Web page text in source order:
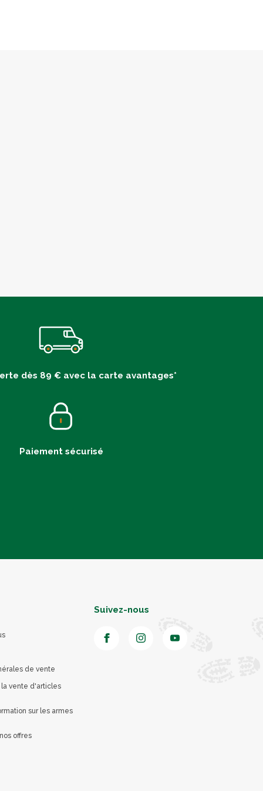
dès 89 € avec la carte avantages*
Paiement sécurisé
de vente
la vente d'articles
sur les armes
offres
Suivez-nous